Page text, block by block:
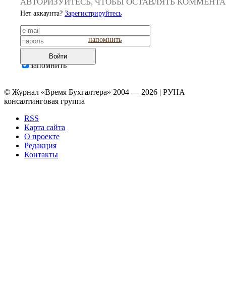
АВТОРИЗУЙТЕСЬ, ЧТОБЫ ОСТАВЛЯТЬ
Нет аккаунта? Зарегистрируйтесь
напомнить
Войти
запомнить
© Журнал «Время Бухгалтера» 2004 — 2026 | РУНА
консалтинговая группа
RSS
Карта сайта
О проекте
Редакция
Контакты